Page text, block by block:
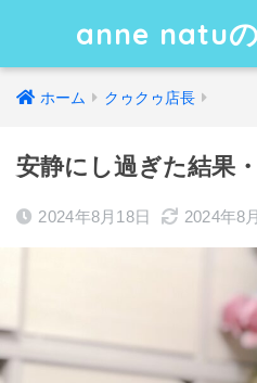
anne natu
ホーム クゥクゥ店長
安静にし過ぎた結果・
2024年8月18日 2024年8